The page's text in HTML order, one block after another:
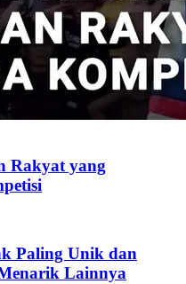
Rakyat yang
Paling Unik dan
Lainnya